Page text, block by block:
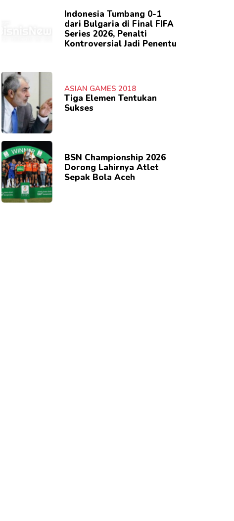
Indonesia Tumbang 0-1
dari Bulgaria di Final FIFA
Series 2026, Penalti
Kontroversial Jadi Penentu
ASIAN GAMES 2018
Tiga Elemen Tentukan
Sukses
BSN Championship 2026
Dorong Lahirnya Atlet
Sepak Bola Aceh